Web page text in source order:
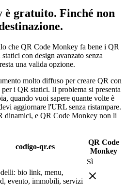
è gratuito. Finché non
che QR Code Monkey fa bene i QR
con design avanzato senza
una valida opzione.
molto diffuso per creare QR con
i QR statici. Il problema si presenta
quando vuoi sapere quante volte è
aggiornare l'URL senza ristampare.
dinamici, e QR Code Monkey non li
codigo-qr.es
QR Code
Monkey
Sì
bio link, menu,
evento, immobili, servizi